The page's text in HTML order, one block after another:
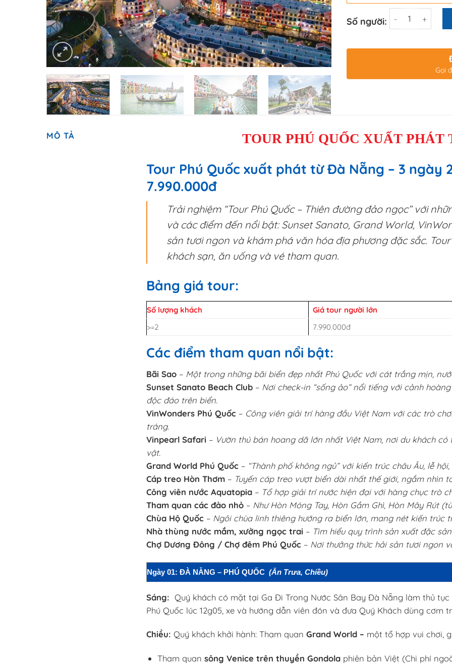
Số người:
Số lượng
Gọi
MÔ TẢ TOUR PHÚ QUỐC XUẤT PHÁT
Tour Phú Quốc xuất phát từ Đà Nẵng – 3 ngày
7.990.000đ
Trải nghiệm “Tour Phú Quốc – Thiên đường đảo ngọc” với
và các điểm đến nổi bật: Sunset Sanato, Grand World,
sản tươi ngon và khám phá văn hóa địa phương đặc sắc.
khách sạn, ăn uống và vé tham quan.
Bảng giá tour:
Số lượng khách
Giá tour người lớn
>=2
7.990.000đ
Các điểm tham quan nổi bật:
Bãi Sao – Một trong những bãi biển đẹp nhất Phú Quốc với cát trắng mịn,
Sunset Sanato Beach Club – Nơi check-in “sống ảo” nổi tiếng với cảnh
độc đáo trên biển.
VinWonders Phú Quốc – Công viên giải trí hàng đầu Việt Nam với các trò
tráng.
Vinpearl Safari – Vườn thú bán hoang dã lớn nhất Việt Nam, nơi du khách
vật.
Grand World Phú Quốc – “Thành phố không ngủ” với kiến trúc châu Âu, lễ
Cáp treo Hòn Thơm – Tuyến cáp treo vượt biển dài nhất thế giới, ngắm nhìn
Công viên nước Aquatopia – Tổ hợp giải trí nước hiện đại với hàng chục trò
Tham quan các đảo nhỏ – Như Hòn Móng Tay, Hòn Gầm Ghì, Hòn Mây Rút
Chùa Hộ Quốc – Ngôi chùa linh thiêng hướng ra biển lớn, mang nét kiến trúc
Nhà thùng nước mắm, xưởng ngọc trai – Tìm hiểu quy trình sản xuất đặc
Chợ Dương Đông / Chợ đêm Phú Quốc – Nơi thưởng thức hải sản tươi ngon
Ngày 01: ĐÀ NẴNG – PHÚ QUỐC(Ăn Trưa, Chiều)
Sáng: Quý khách có mặt tại Ga Đi Trong Nước Sân Bay Đà Nẵng làm thủ
Phú Quốc lúc 12g05, xe và hướng dẫn viên đón và đưa Quý Khách dùng
Chiều: Quý khách khởi hành: Tham quan Grand World – một tổ hợp vui chơi,
Tham quan sông Venice trên thuyền Gondolaphiên bản Việt (Chi phí